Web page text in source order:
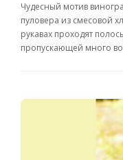
Чудесный мотив
пуловера из смесовой
рукавах проходят
пропускающей много